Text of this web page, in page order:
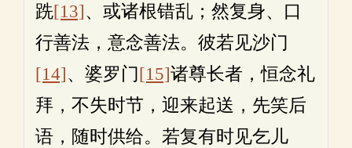
跣[13]、或诸根错乱；然复身、口
行善法，意念善法。彼若见沙门
[14]、婆罗门[15]诸尊长者，恒念礼
拜，不失时节，迎来起送，先笑后
语，随时供给。若复有时见乞儿